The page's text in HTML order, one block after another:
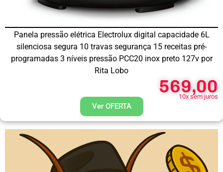
Panela pressão elétrica Electrolux digital capacidade 6L
silenciosa segura 10 travas segurança 15 receitas pré-
programadas 3 níveis pressão PCC20 inox preto 127v por
Rita Lobo
569,00
10x sem juros
Ver OFERTA